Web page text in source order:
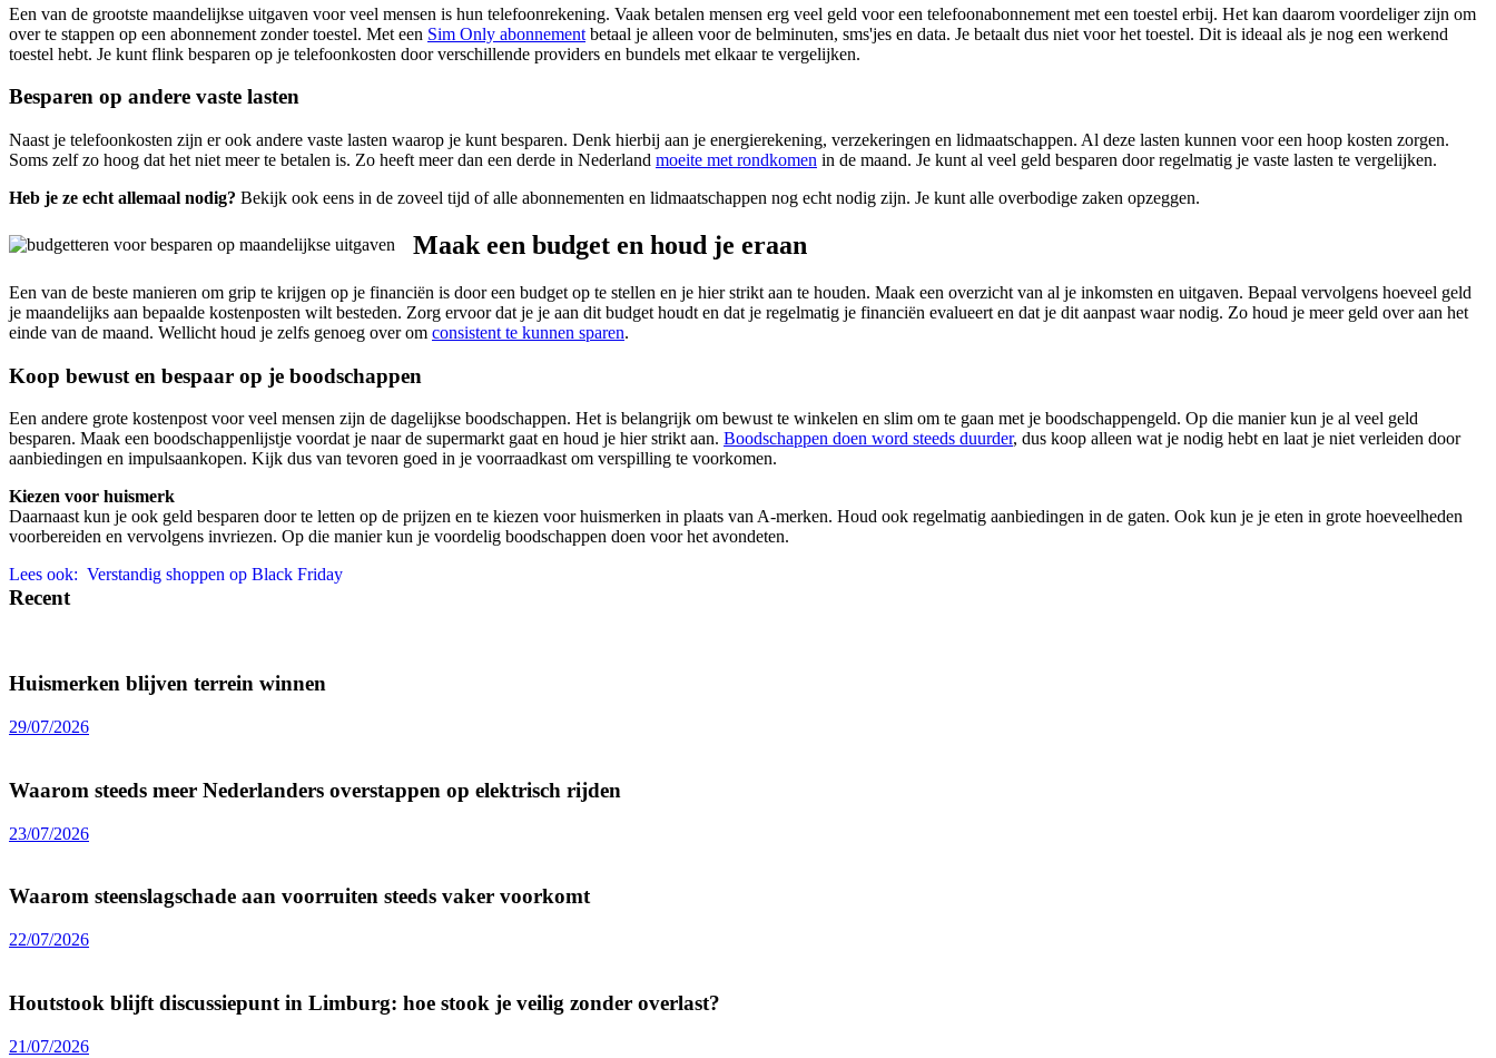
Een van de grootste maandelijkse uitgaven voor veel mensen is hun telefoonrekening. Vaak betalen mensen erg veel geld voor een telefoonabonnement met een toestel erbij. Het kan daarom voordeliger zijn om
over te stappen op een abonnement zonder toestel. Met een Sim Only abonnement betaal je alleen voor de belminuten, sms'jes en data. Je betaalt dus niet voor het toestel. Dit is ideaal als je nog een werkend
toestel hebt. Je kunt flink besparen op je telefoonkosten door verschillende providers en bundels met elkaar te vergelijken.
Besparen op andere vaste lasten
Naast je telefoonkosten zijn er ook andere vaste lasten waarop je kunt besparen. Denk hierbij aan je energierekening, verzekeringen en lidmaatschappen. Al deze lasten kunnen voor een hoop kosten zorgen.
Soms zelf zo hoog dat het niet meer te betalen is. Zo heeft meer dan een derde in Nederland moeite met rondkomen in de maand. Je kunt al veel geld besparen door regelmatig je vaste lasten te vergelijken.
Heb je ze echt allemaal nodig? Bekijk ook eens in de zoveel tijd of alle abonnementen en lidmaatschappen nog echt nodig zijn. Je kunt alle overbodige zaken opzeggen.
Maak een budget en houd je eraan
Een van de beste manieren om grip te krijgen op je financiën is door een budget op te stellen en je hier strikt aan te houden. Maak een overzicht van al je inkomsten en uitgaven. Bepaal vervolgens hoeveel geld
je maandelijks aan bepaalde kostenposten wilt besteden. Zorg ervoor dat je je aan dit budget houdt en dat je regelmatig je financiën evalueert en dat je dit aanpast waar nodig. Zo houd je meer geld over aan het
einde van de maand. Wellicht houd je zelfs genoeg over om consistent te kunnen sparen.
Koop bewust en bespaar op je boodschappen
Een andere grote kostenpost voor veel mensen zijn de dagelijkse boodschappen. Het is belangrijk om bewust te winkelen en slim om te gaan met je boodschappengeld. Op die manier kun je al veel geld
besparen. Maak een boodschappenlijstje voordat je naar de supermarkt gaat en houd je hier strikt aan. Boodschappen doen word steeds duurder, dus koop alleen wat je nodig hebt en laat je niet verleiden door
aanbiedingen en impulsaankopen. Kijk dus van tevoren goed in je voorraadkast om verspilling te voorkomen.
Kiezen voor huismerk
Daarnaast kun je ook geld besparen door te letten op de prijzen en te kiezen voor huismerken in plaats van A-merken. Houd ook regelmatig aanbiedingen in de gaten. Ook kun je je eten in grote hoeveelheden
voorbereiden en vervolgens invriezen. Op die manier kun je voordelig boodschappen doen voor het avondeten.
Lees ook: Verstandig shoppen op Black Friday
Recent
Huismerken blijven terrein winnen
29/07/2026
Waarom steeds meer Nederlanders overstappen op elektrisch rijden
23/07/2026
Waarom steenslagschade aan voorruiten steeds vaker voorkomt
22/07/2026
Houtstook blijft discussiepunt in Limburg: hoe stook je veilig zonder overlast?
21/07/2026